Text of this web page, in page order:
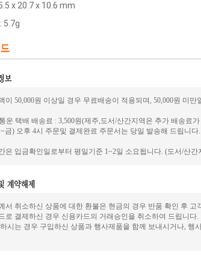
x 20.7 x 10.6 mm
5.7g
이 50,000원 이상일 경우 무료배송이 적용되며, 50,000원 미
운 택배 배송료 : 3,500원(제주,도서/산간지역은 추가 배송료
금) 오후 4시 주문및 결제완료 주문서는 당일 발송해 드립니
은 입금확인일로부터 평일기준 1~2일 소요됩니다. (도서/산
서 취소하신 상품에 대한 환불은 현금의 경우 반품 확인 후
로 결제하신 경우 신용카드의 거래승인을 취소하여 드립니다.
시는 경우 구입하신 상품과 행사제품을 함께 보내시거나, 행